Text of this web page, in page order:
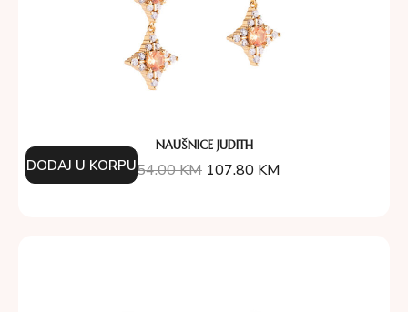
NAUŠNICE JUDITH
154.00KM 107.80 KM
DODAJ U KORPU